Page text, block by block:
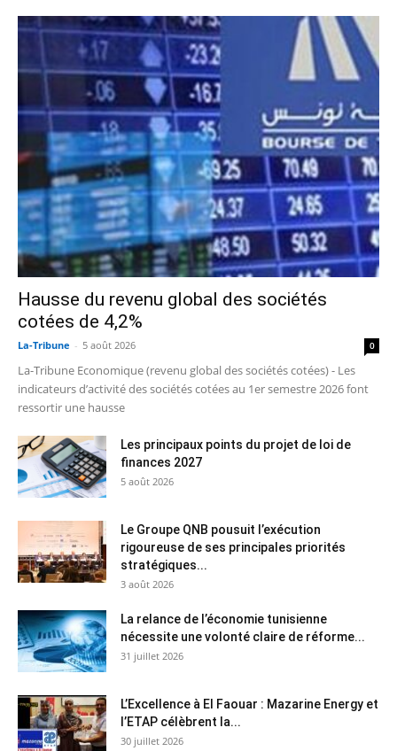
Hausse du revenu global des sociétés
cotées de 4,2%
La-Tribune - 5 août 2026 0
La-Tribune Economique (revenu global des sociétés cotées) - Les
indicateurs d’activité des sociétés cotées au 1er semestre 2026 font
ressortir une hausse
Les principaux points du projet de loi de
finances 2027
5 août 2026
Le Groupe QNB pousuit l’exécution
rigoureuse de ses principales priorités
stratégiques...
3 août 2026
La relance de l’économie tunisienne
nécessite une volonté claire de réforme...
31 juillet 2026
L’Excellence à El Faouar : Mazarine Energy et
l’ETAP célèbrent la...
30 juillet 2026